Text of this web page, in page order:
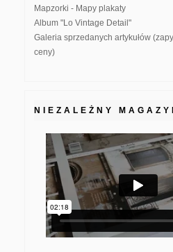
Mapzorki - Mapy plakaty
Album "Lo Vintage Detail"
Galeria sprzedanych artykułów
ceny)
NIEZALEŻNY